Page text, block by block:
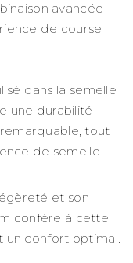
avancée
de course
dans la semelle
une durabilité
tout
de semelle
et son
confère à cette
un confort optimal.